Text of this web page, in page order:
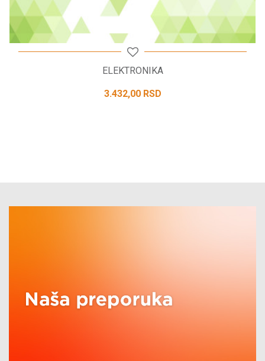
ELEKTRONIKA
3.432,00 RSD